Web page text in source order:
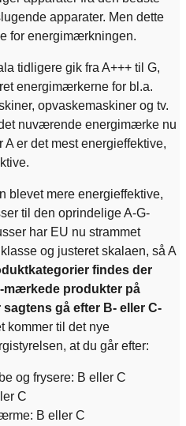
apparater. Men dette
for energimærkningen.
tidligere gik fra A+++ til G,
energimærkerne for bl.a.
opvaskemaskiner og tv.
nuværende energimærke nu
er det mest energieffektive,
blevet mere energieffektive,
til den oprindelige A-G-
har EU nu strammet
og justeret skalaen, så A
findes der
mærkede produkter på
gå efter B- eller C-
kommer til det nye
at du går efter:
og frysere: B eller C
C
B eller C